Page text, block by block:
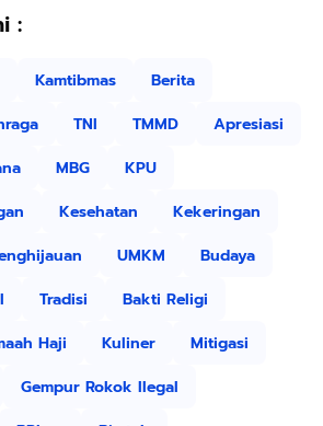
:
Kamtibmas
Berita
TNI TMMD
Apresiasi
MBG
KPU
Kesehatan
Kekeringan
UMKM
Budaya
Tradisi
Bakti Religi
Haji Kuliner
Mitigasi
Gempur Rokok Ilegal